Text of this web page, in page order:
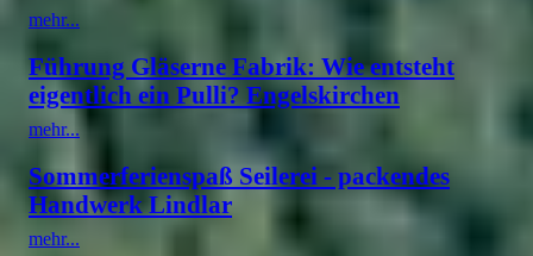
mehr...
Führung Gläserne Fabrik: Wie entsteht
eigentlich ein Pulli? Engelskirchen
mehr...
Sommerferienspaß Seilerei - packendes
Handwerk Lindlar
mehr...